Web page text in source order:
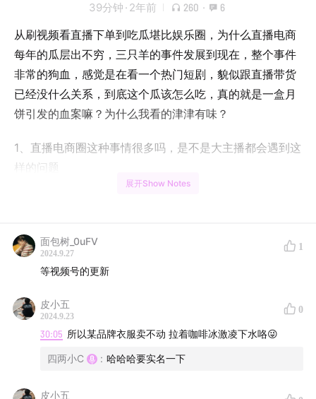
39分钟 · 2年前 260 · 6
从刷视频看直播下单到吃瓜堪比娱乐圈，为什么直播电商
每年的瓜层出不穷，三只羊的事件发展到现在，整个事件
非常的狗血，感觉是在看一个热门短剧，貌似跟直播带货
已经没什么关系，到底这个瓜该怎么吃，真的就是一盒月
饼引发的血案嘛？为什么我看的津津有味？
1、直播电商圈这种事情很多吗，是不是大主播都会遇到这
样的问题
3、三只羊的后续会发生什么？会消失吗
4、辛巴在此次事件里扮演了一个重要角色，甚至是发起
5、为什么感觉抖音的网红近两年翻车这么频繁？
6、以后的超头阵容会是什么样？会更高级吗？还是不存
展开Show Notes
面包树_0uFV
2024.9.27
1
等视频号的更新
皮小五
2024.9.23
0
30:05 所以某品牌衣服卖不动 拉着咖啡冰激凌下水咯😜
四两小C : 哈哈哈要实名一下
皮小五